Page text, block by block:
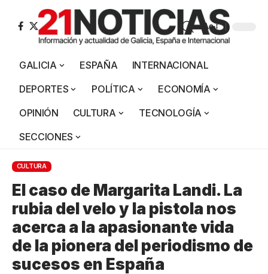
Aa
GALICIA ESPAÑA
INTERNACIONAL
DEPORTES
POLÍTICA
ECONOMÍA
OPINIÓN
CULTURA
TECNOLOGÍA
SECCIONES
CULTURA
El caso de Margarita Landi. La
rubia del velo y la pistola nos
acerca a la apasionante vida
de la pionera del periodismo de
sucesos en España